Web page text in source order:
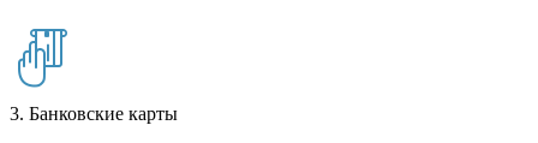
3. Банковские карты